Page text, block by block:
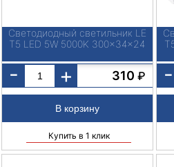
Светодиодный светильник LE
T5 LED 5W 5000K 300x34x24
- + 310 ₽
Купить в 1 клик
-